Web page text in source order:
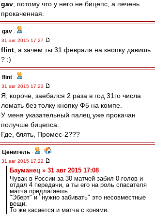
gav , потому что у него не бицепс, а печень
прокаченная.
gav -
31 авг 2015 17:27
flint , а зачем ты 31 февраля на кнопку давишь
? :)
flint -
31 авг 2015 17:23
Я, короче, заебался 2 раза в год 31го числа
ломать без толку кнопку Ф5 на компе.
У меня указательный палец уже прокачан
получше бицепса.
Где, блять, Промес-2???
Ценитель -
31 авг 2015 17:22
Бауманец » 31 авг 2015 17:08
Чувак в России за 30 матчей забил 0 голов и
отдал 4 передачи, а ты его на роль спасателя
матча предлагаешь.
"Эберт" и "нужно забивать" это несовместные
вещи.
То же касается и матча с конями.